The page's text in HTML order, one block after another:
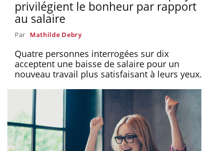
privilégient le bonheur par rapport
au salaire
Par Mathilde Debry
Quatre personnes interrogées sur dix
acceptent une baisse de salaire pour un
nouveau travail plus satisfaisant à leurs yeux.